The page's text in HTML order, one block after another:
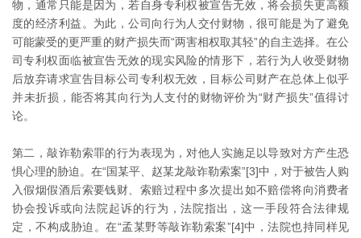
物，通常只能是因为，若自身专利权被宣告无效，将会损失更高额
度的经济利益。为此，公司向行为人交付财物，很可能是为了避免
可能蒙受的更严重的财产损失而“两害相权取其轻”的自主选择。在公
司专利权面临被宣告无效的现实风险的情形下，若行为人收受财物
后放弃请求宣告目标公司专利权无效，目标公司财产在总体上似乎
并未折损，能否将其向行为人支付的财物评价为“财产损失”值得讨
论。
第二，敲诈勒索罪的行为表现为，对他人实施足以导致对方产生恐
惧心理的胁迫。在“国某平、赵某龙敲诈勒索案”[3]中，对于被告人购
入假烟假酒后索要钱财、索赔过程中多次提出如不赔偿将向消费者
协会投诉或向法院起诉的行为，法院指出，这一手段符合法律规
定，不构成胁迫。在“孟某野等敲诈勒索案”[4]中，法院也持同样见